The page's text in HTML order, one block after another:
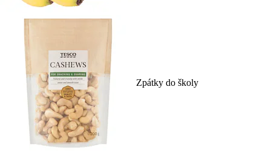
Zpátky do školy